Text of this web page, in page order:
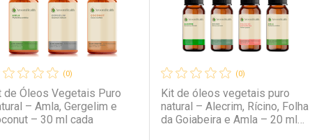
(0)
de Óleos Vegetais Puro
– Amla, Gergelim e
– 30 ml cada
(0)
Kit de óleos vegetais puro
natural – Alecrim, Rícino, Folha
da Goiabeira e Amla – 20 ml